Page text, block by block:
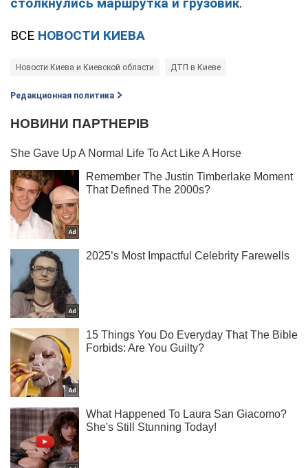
ВСЕ НОВОСТИ КИЕВА
Новости Киева и Киевской области ДТП в Киеве
Редакционная политика